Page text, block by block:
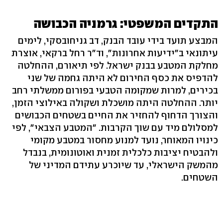
התקדים המשפטי: גרמניה הכבושה
המבצע תועד בידי עובד הבנק, דב גניחובסקי, לימים
עיתונאי ב"ידיעות אחרונות", וד"ר רחל ברקאי, אוצרת
מחלקת המטבע בבנק ישראל. לפי תיאורם, ההחלטה
להדפיס את כסף החירום לא היתה גחמה של שני
בכירים, למרות שמקומה הטבעי בפורום ממשלתי רחב
יותר. ההחלטה היתה מושכלת ושקולה באילוצי הזמן,
והצורך הדחוף להחזיר את החיים בשטחים הכבושים
למסלולם מיד עם שוך הקרבות. "המטבע הצבאי", לפי
כינויו המאוחר, נועד למנוע מחסור במטבע מקומי
ולהבטיח יציבות כלכלית זמנית ואוטונומית, בנבדל
מהמשק הישראלי, עד שיוכרע עתידם המדיני של
השטחים.